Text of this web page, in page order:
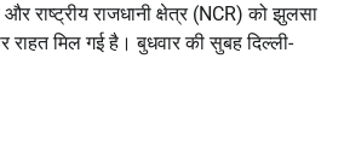
राष्ट्रीय राजधानी क्षेत्र (NCR) को झुलसा
राहत मिल गई है। बुधवार की सुबह दिल्ली-